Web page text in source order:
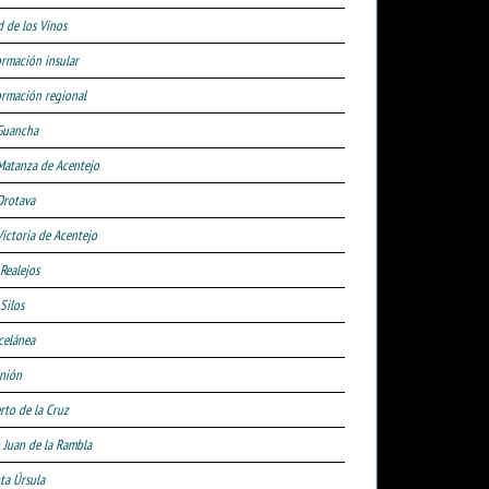
de los Vinos
insular
regional
de Acentejo
de Acentejo
de la Cruz
Juan de la Rambla
Úrsula